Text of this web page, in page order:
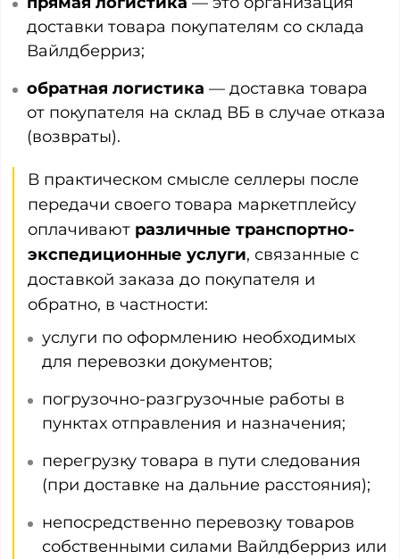
доставки товара покупателям со склада
Вайлдберриз;
обратная логистика — доставка товара
от покупателя на склад ВБ в случае отказа
(возвраты).
В практическом смысле селлеры после
передачи своего товара маркетплейсу
оплачивают различные транспортно-
экспедиционные услуги, связанные с
доставкой заказа до покупателя и
обратно, в частности:
услуги по оформлению необходимых
для перевозки документов;
погрузочно-разгрузочные работы в
пунктах отправления и назначения;
перегрузку товара в пути следования
(при доставке на дальние расстояния);
непосредственно перевозку товаров
собственными силами Вайлдберриз или